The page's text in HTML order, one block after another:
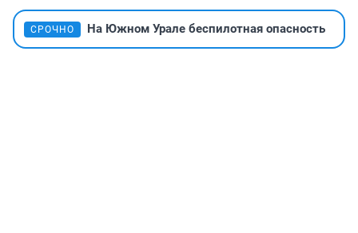
СРОЧНО На Южном Урале беспилотная опасность